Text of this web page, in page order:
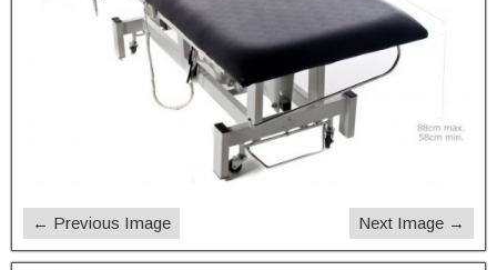
← Previous Image Next Image →